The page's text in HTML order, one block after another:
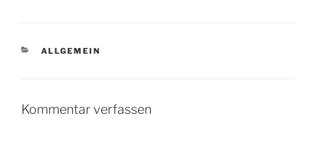
KATEGORIEN
ALLGEMEIN
Kommentar verfassen